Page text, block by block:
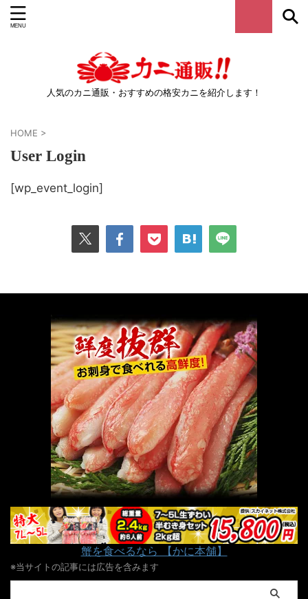
人気のカニ通販・おすすめの格安カニを紹介します！
HOME >
User Login
[wp_event_login]
蟹を食べるなら 【かに本舗】
※当サイトの記事には広告を含みます